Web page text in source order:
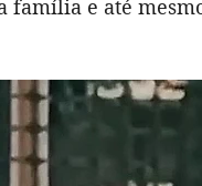
família e até